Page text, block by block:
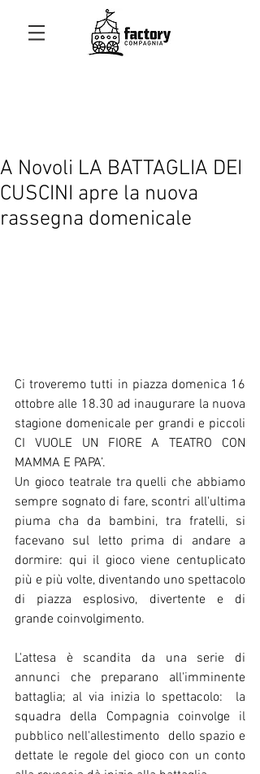
A Novoli LA BATTAGLIA DEI
CUSCINI apre la nuova
rassegna domenicale
Ci troveremo tutti in piazza domenica 16
ottobre alle 18.30 ad inaugurare la nuova
stagione domenicale per grandi e piccoli
CI VUOLE UN FIORE A TEATRO CON
MAMMA E PAPA’.
Un gioco teatrale tra quelli che abbiamo
sempre sognato di fare, scontri all'ultima
piuma cha da bambini, tra fratelli, si
facevano sul letto prima di andare a
dormire: qui il gioco viene centuplicato
più e più volte, diventando uno spettacolo
di piazza esplosivo, divertente e di
grande coinvolgimento.
L'attesa è scandita da una serie di
annunci che preparano all'imminente
battaglia; al via inizia lo spettacolo:  la
squadra della Compagnia coinvolge il
pubblico nell'allestimento  dello spazio e
dettate le regole del gioco con un conto